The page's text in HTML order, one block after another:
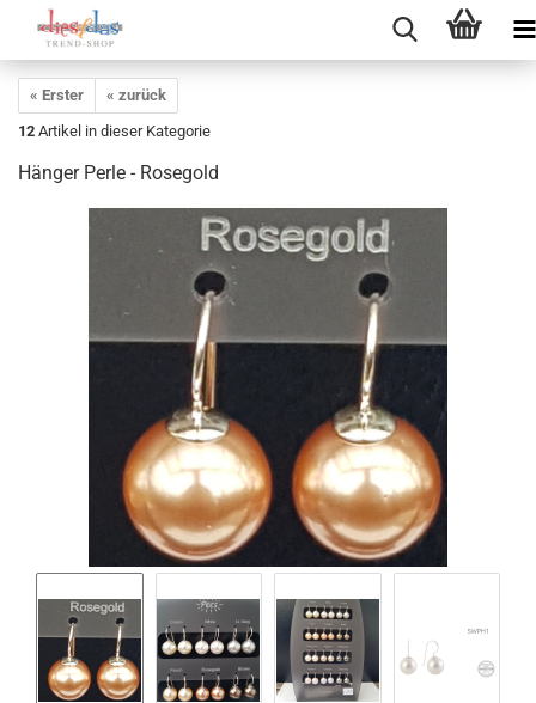
« Erster
« zurück
12 Artikel in dieser Kategorie
Hänger Perle - Rosegold